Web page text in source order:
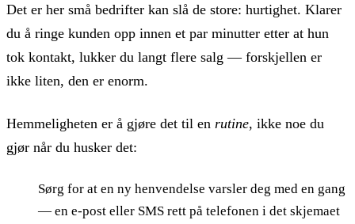
Det er her små bedrifter kan slå de store: hurtighet. Klarer
du å ringe kunden opp innen et par minutter etter at hun
tok kontakt, lukker du langt flere salg — forskjellen er
ikke liten, den er enorm.
Hemmeligheten er å gjøre det til en rutine, ikke noe du
gjør når du husker det:
Sørg for at en ny henvendelse varsler deg med en gang
— en e-post eller SMS rett på telefonen i det skjemaet